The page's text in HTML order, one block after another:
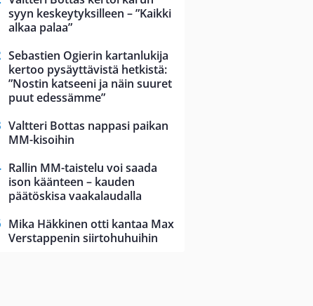
syyn keskeytyksilleen – ”Kaikki
alkaa palaa”
Sebastien Ogierin kartanlukija
kertoo pysäyttävistä hetkistä:
”Nostin katseeni ja näin suuret
puut edessämme”
Valtteri Bottas nappasi paikan
MM-kisoihin
Rallin MM-taistelu voi saada
ison käänteen – kauden
päätöskisa vaakalaudalla
Mika Häkkinen otti kantaa Max
Verstappenin siirtohuhuihin